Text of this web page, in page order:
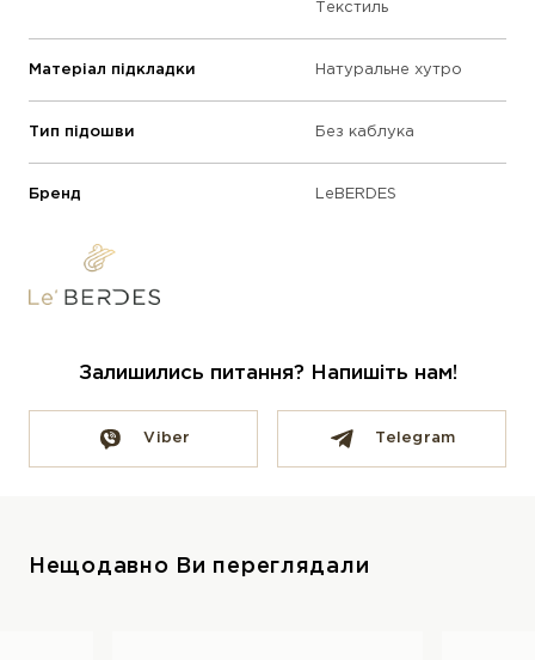
Текстиль
Матеріал підкладки Натуральне хутро
Тип підошви Без каблука
Бренд LeBERDES
Залишились питання? Напишіть нам!
Viber Telegram
Нещодавно Ви переглядали